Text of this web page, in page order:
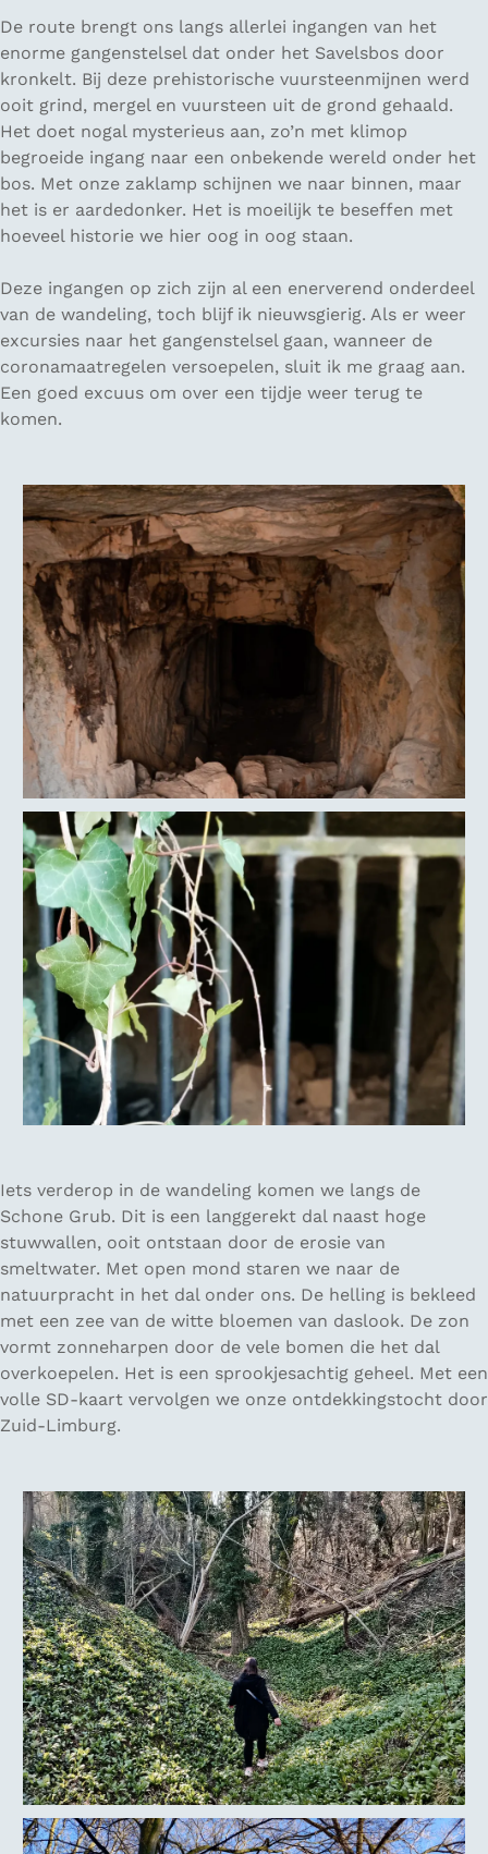
De route brengt ons langs allerlei ingangen van het
enorme gangenstelsel dat onder het Savelsbos door
kronkelt. Bij deze prehistorische vuursteenmijnen werd
ooit grind, mergel en vuursteen uit de grond gehaald.
Het doet nogal mysterieus aan, zo’n met klimop
begroeide ingang naar een onbekende wereld onder het
bos. Met onze zaklamp schijnen we naar binnen, maar
het is er aardedonker. Het is moeilijk te beseffen met
hoeveel historie we hier oog in oog staan.
Deze ingangen op zich zijn al een enerverend onderdeel
van de wandeling, toch blijf ik nieuwsgierig. Als er weer
excursies naar het gangenstelsel gaan, wanneer de
coronamaatregelen versoepelen, sluit ik me graag aan.
Een goed excuus om over een tijdje weer terug te
komen.
Iets verderop in de wandeling komen we langs de
Schone Grub. Dit is een langgerekt dal naast hoge
stuwwallen, ooit ontstaan door de erosie van
smeltwater. Met open mond staren we naar de
natuurpracht in het dal onder ons. De helling is bekleed
met een zee van de witte bloemen van daslook. De zon
vormt zonneharpen door de vele bomen die het dal
overkoepelen. Het is een sprookjesachtig geheel. Met een
volle SD-kaart vervolgen we onze ontdekkingstocht door
Zuid-Limburg.